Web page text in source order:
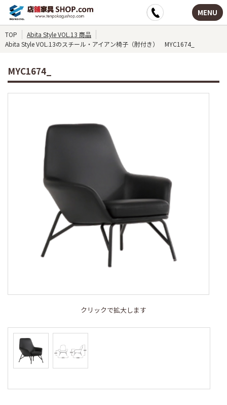
MENU
TOP
Abita Style VOL.13 商品
Abita Style VOL.13のスチール・アイアン椅子（肘付き） MYC1674_
MYC1674_
クリックで拡大します